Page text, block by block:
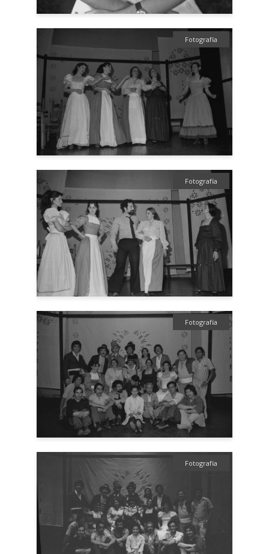
Fotografía
Fotografía
Fotografía
Fotografía